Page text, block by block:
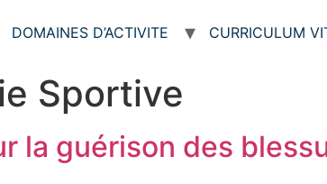
DOMAINES D’ACTIVITE CURRICULUM
Sportive
la guérison des